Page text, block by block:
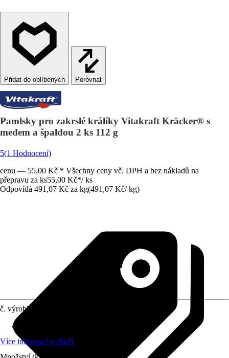
Porovnat
Pamlsky pro zakrslé králíky Vitakraft Kräcker® s
medem a špaldou 2 ks 112 g
5(1 Hodnocení)
cenu — 55,00 Kč * Všechny ceny vč. DPH a bez nákladů na
přepravu za ks55,00 Kč*/ ks
Odpovídá 491,07 Kč za kg(491,07 Kč/ kg)
č. výrobku
Více informací o zboží